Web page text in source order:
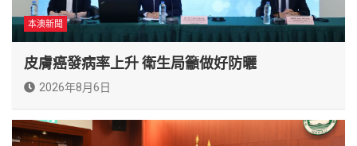
本澳新聞
皮膚癌發病率上升 衛生局籲做好防曬
2026年8月6日